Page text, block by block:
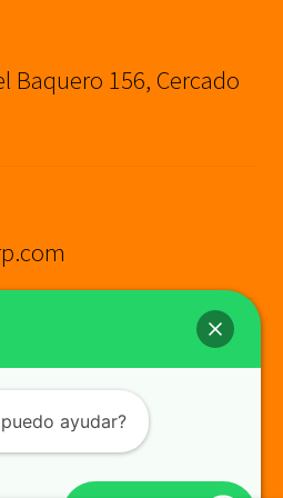
Baquero 156, Cercado
.
ayudar?